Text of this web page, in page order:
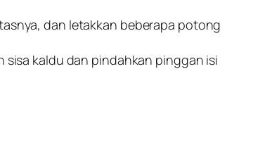
dan letakkan beberapa potong
sisa kaldu dan pindahkan pinggan isi